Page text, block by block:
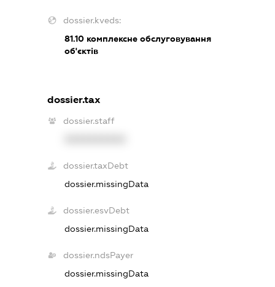
dossier.kveds:
81.10комплексне обслуговування
об'єктів
dossier.tax
dossier.staff
dossier.taxDebt
dossier.missingData
dossier.esvDebt
dossier.missingData
dossier.ndsPayer
dossier.missingData